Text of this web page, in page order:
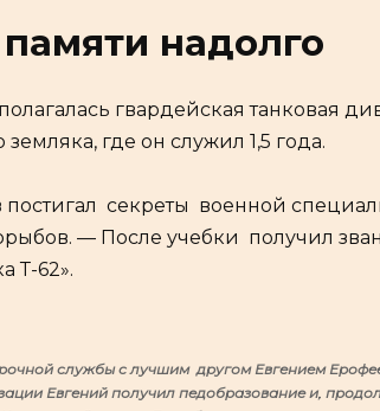
надолго
гвардейская танковая
где он служил 1,5 года.
секреты военной
— После учебки получил
Т-62».
службы с лучшим другом Евгением
Евгений получил педобразование и,